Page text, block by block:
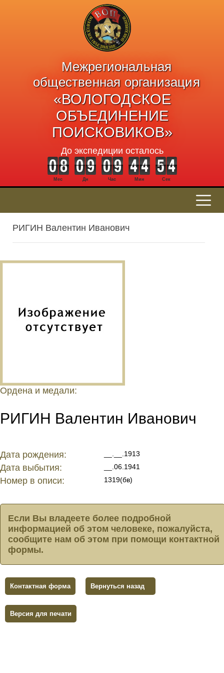
Межрегиональная
общественная организация
«ВОЛОГОДСКОЕ
ОБЪЕДИНЕНИЕ
ПОИСКОВИКОВ»
До экспедиции осталось
Мес Дн Час Мин Сек
РИГИН Валентин Иванович
Ордена и медали:
РИГИН Валентин Иванович
Дата рождения: __.__.1913
Дата выбытия: __.06.1941
Номер в описи: 1319(бв)
Если Вы владеете более подробной
информацией об этом человеке, пожалуйста,
сообщите нам об этом при помощи контактной
формы.
Контактная форма Вернуться назад
Версия для печати